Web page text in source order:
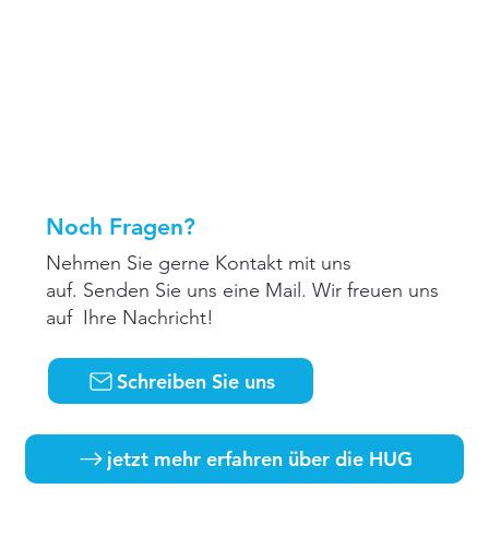
Noch Fragen?
Nehmen Sie gerne Kontakt mit uns
auf. Senden Sie uns eine Mail. Wir freuen uns
auf Ihre Nachricht!
Schreiben Sie uns
jetzt mehr erfahren über die HUG